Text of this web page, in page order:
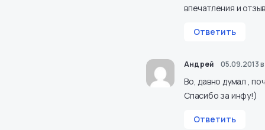
впечатления и
Ответить
Андрей 05.09.2013
Во, давно думал ,
Спасибо за инфу!)
Ответить